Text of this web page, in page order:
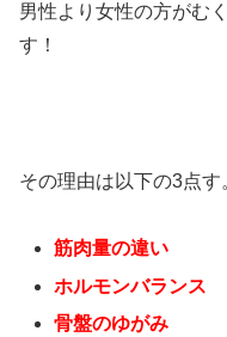
男性より女性の方がむ
す！
その理由は以下の3点す
筋肉量の違い
ホルモンバランス
骨盤のゆがみ